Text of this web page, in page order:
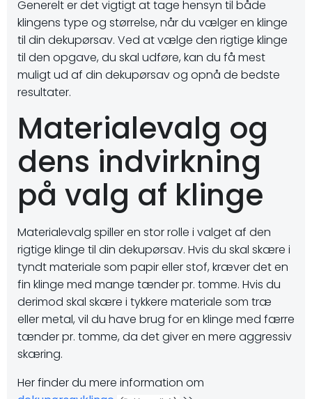
Generelt er det vigtigt at tage hensyn til både
klingens type og størrelse, når du vælger en klinge
til din dekupørsav. Ved at vælge den rigtige klinge
til den opgave, du skal udføre, kan du få mest
muligt ud af din dekupørsav og opnå de bedste
resultater.
Materialevalg og
dens indvirkning
på valg af klinge
Materialevalg spiller en stor rolle i valget af den
rigtige klinge til din dekupørsav. Hvis du skal skære i
tyndt materiale som papir eller stof, kræver det en
fin klinge med mange tænder pr. tomme. Hvis du
derimod skal skære i tykkere materiale som træ
eller metal, vil du have brug for en klinge med færre
tænder pr. tomme, da det giver en mere aggressiv
skæring.
Her finder du mere information om